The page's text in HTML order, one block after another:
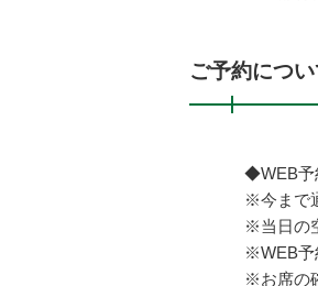
ご予約につ
◆WEB
※今まで
※当日の
※WEB予
※お席の